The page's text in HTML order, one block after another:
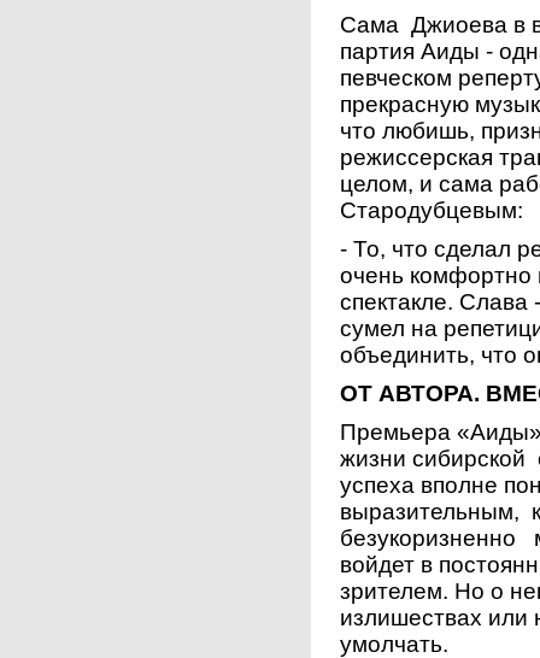
Сама Джиоева в
партия Аиды -
певческом
прекрасную
что любишь,
режиссерская
целом, и сама
Стародубцевым:
- То, что сделал
очень комфортно
спектакле.
сумел на
объединить, что
ОТ АВТОРА.
Премьера
жизни
успеха вполне
выразительным,
безукоризненно
войдет в
зрителем. Но о
излишествах или
умолчать.